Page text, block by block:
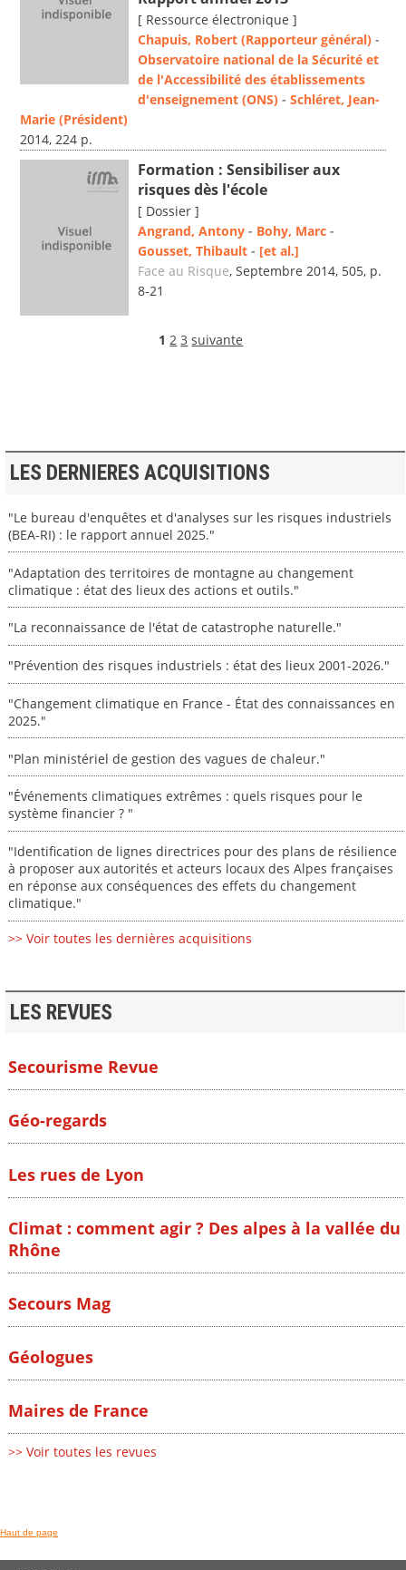
[ Ressource électronique ]
Chapuis, Robert (Rapporteur général) -
Observatoire national de la Sécurité et
de l'Accessibilité des établissements
d'enseignement (ONS) - Schléret, Jean-
Marie (Président)
2014, 224 p.
Formation : Sensibiliser aux
risques dès l'école
[ Dossier ]
Angrand, Antony - Bohy, Marc -
Gousset, Thibault - [et al.]
Face au Risque, Septembre 2014, 505, p.
8-21
1 2 3 suivante
LES DERNIERES ACQUISITIONS
"Le bureau d'enquêtes et d'analyses sur les risques industriels
(BEA-RI) : le rapport annuel 2025."
"Adaptation des territoires de montagne au changement
climatique : état des lieux des actions et outils."
"La reconnaissance de l'état de catastrophe naturelle."
"Prévention des risques industriels : état des lieux 2001-2026."
"Changement climatique en France - État des connaissances en
2025."
"Plan ministériel de gestion des vagues de chaleur."
"Événements climatiques extrêmes : quels risques pour le
système financier ? "
"Identification de lignes directrices pour des plans de résilience
à proposer aux autorités et acteurs locaux des Alpes françaises
en réponse aux conséquences des effets du changement
climatique."
>> Voir toutes les dernières acquisitions
LES REVUES
Secourisme Revue
Géo-regards
Les rues de Lyon
Climat : comment agir ? Des alpes à la vallée du
Rhône
Secours Mag
Géologues
Maires de France
>> Voir toutes les revues
Haut de page